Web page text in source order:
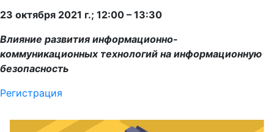
23 октября 2021 г.; 12:00 – 13:30
Влияние развития информационно-
коммуникационных технологий на информационную
безопасность
Регистрация